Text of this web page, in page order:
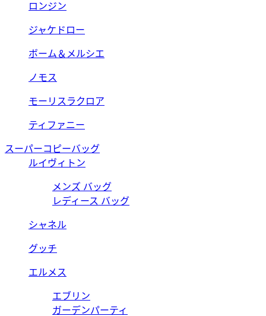
ロンジン
ジャケドロー
ボーム＆メルシエ
ノモス
モーリスラクロア
ティファニー
スーパーコピーバッグ
ルイヴィトン
メンズ バッグ
レディース バッグ
シャネル
グッチ
エルメス
エブリン
ガーデンパーティ